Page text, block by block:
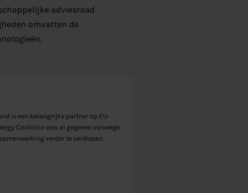
adviesraad
omvatten de
is een belangrijke partner op EU-
Coalition was al gegeven vanwege
verder te verdiepen.